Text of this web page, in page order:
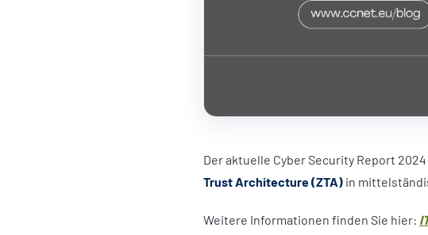
Der aktuelle Cyber Security Report
Trust Architecture (ZTA) in
Weitere Informationen finden Sie hier: